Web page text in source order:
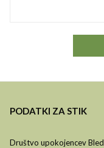
PODATKI ZA STIK
Društvo upokojencev Bled